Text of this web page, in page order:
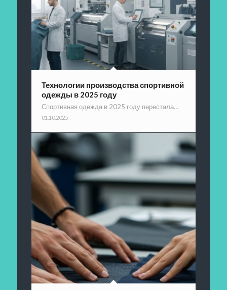
Технологии производства спортивной
одежды в 2025 году
Спортивная одежда в 2025 году перестала…
01.10.2025